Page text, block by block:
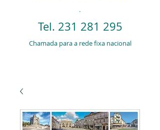
.
Tel. 231 281 295
Chamada para a rede fixa nacional